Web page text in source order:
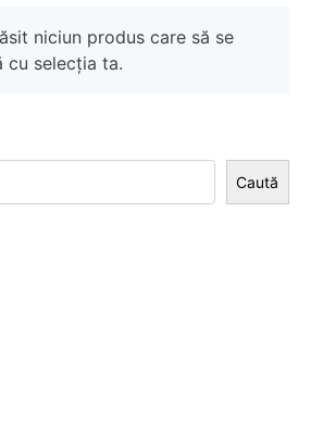
niciun produs care să se
cu selecția ta.
Caută